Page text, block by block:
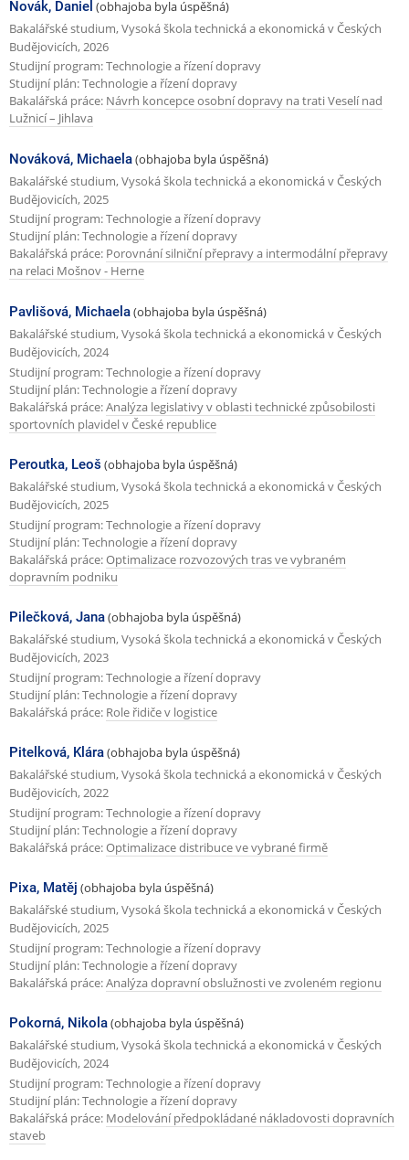
Novák, Daniel (obhajoba byla úspěšná)
Bakalářské studium, Vysoká škola technická a ekonomická v Českých
Budějovicích, 2026
Studijní program: Technologie a řízení dopravy
Studijní plán: Technologie a řízení dopravy
Bakalářská práce: Návrh koncepce osobní dopravy na trati Veselí nad
Lužnicí – Jihlava
Nováková, Michaela(obhajoba byla úspěšná)
Bakalářské studium, Vysoká škola technická a ekonomická v Českých
Budějovicích, 2025
Studijní program: Technologie a řízení dopravy
Studijní plán: Technologie a řízení dopravy
Bakalářská práce: Porovnání silniční přepravy a intermodální přepravy
na relaci Mošnov - Herne
Pavlišová, Michaela(obhajoba byla úspěšná)
Bakalářské studium, Vysoká škola technická a ekonomická v Českých
Budějovicích, 2024
Studijní program: Technologie a řízení dopravy
Studijní plán: Technologie a řízení dopravy
Bakalářská práce:Analýza legislativy v oblasti technické způsobilosti
sportovních plavidel v České republice
Peroutka, Leoš (obhajoba byla úspěšná)
Bakalářské studium, Vysoká škola technická a ekonomická v Českých
Budějovicích, 2025
Studijní program: Technologie a řízení dopravy
Studijní plán: Technologie a řízení dopravy
Bakalářská práce:Optimalizace rozvozových tras ve vybraném
dopravním podniku
Pilečková, Jana(obhajoba byla úspěšná)
Bakalářské studium, Vysoká škola technická a ekonomická v Českých
Budějovicích, 2023
Studijní program: Technologie a řízení dopravy
Studijní plán: Technologie a řízení dopravy
Bakalářská práce: Role řidiče v logistice
Pitelková, Klára(obhajoba byla úspěšná)
Bakalářské studium, Vysoká škola technická a ekonomická v Českých
Budějovicích, 2022
Studijní program: Technologie a řízení dopravy
Studijní plán: Technologie a řízení dopravy
Bakalářská práce:Optimalizace distribuce ve vybrané firmě
Pixa, Matěj (obhajoba byla úspěšná)
Bakalářské studium, Vysoká škola technická a ekonomická v Českých
Budějovicích, 2025
Studijní program: Technologie a řízení dopravy
Studijní plán: Technologie a řízení dopravy
Bakalářská práce:Analýza dopravní obslužnosti ve zvoleném regionu
Pokorná, Nikola(obhajoba byla úspěšná)
Bakalářské studium, Vysoká škola technická a ekonomická v Českých
Budějovicích, 2024
Studijní program: Technologie a řízení dopravy
Studijní plán: Technologie a řízení dopravy
Bakalářská práce: Modelování předpokládané nákladovosti dopravních
staveb